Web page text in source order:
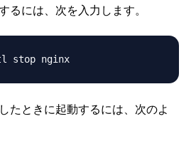
るには、次を入力します。
たときに起動するには、次のよ